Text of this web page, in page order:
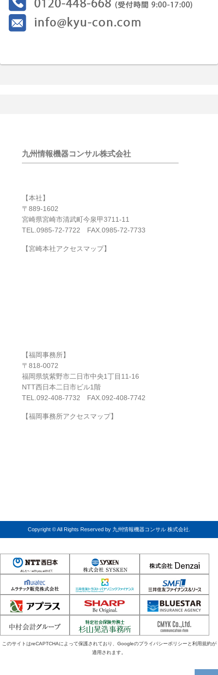
九州情報機器コンサル株式会社
【本社】
〒889-1602
宮崎県宮崎市清武町今泉甲3711-11
TEL.0985-72-7722 FAX.0985-72-7733
【宮崎本社アクセスマップ】
【福岡事務所】
〒818-0072
福岡県筑紫野市二日市中央1丁目11-16
NTT西日本二日市ビル1階
TEL.092-408-7732 FAX.092-408-7742
【福岡事務所アクセスマップ】
Copyright © All Rights Reserved by 九州情報機器コンサル 株式会社.
このサイトはreCAPTCHAによって保護されており、Googleのプライバシーポリシー と利用規約が
適用されます。